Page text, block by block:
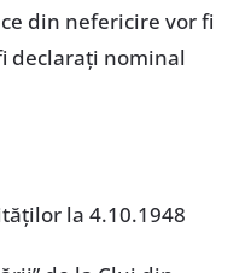
din nefericire vor fi
declarați nominal
la 4.10.1948